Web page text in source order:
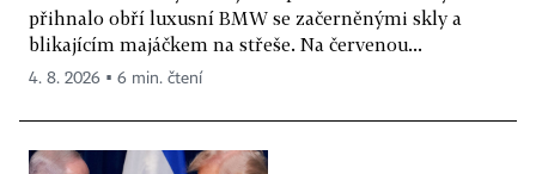
přihnalo obří luxusní BMW se začerněnými skly a
blikajícím majáčkem na střeše. Na červenou...
4. 8. 2026 ▪ 6 min. čtení